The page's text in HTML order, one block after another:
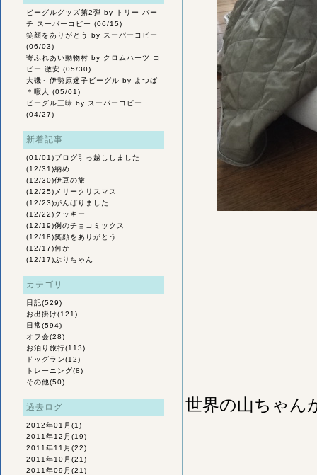
ビーグルグッズ第2弾 by トリー バー
チ スーパーコピー (06/15)
笑顔をありがとう
by スーパーコピー
(06/03)
寄ふれあい動物村 by クロムハーツ コ
ピー 激安 (05/30)
大磯～伊勢原迷子ビーグル by よつば
＊暇人 (05/01)
ビーグル三昧 by スーパーコピー
(04/27)
新着記事
(01/01)ブログ引っ越ししました
(12/31)納め
(12/30)伊豆の旅
(12/25) メリークリスマス
(12/23)がんばりました
(12/22)クッキー
(12/19)例のチョコミックス
(12/18)笑顔をありがとう
(12/17)何か
(12/17) ぶりちゃん
カテゴリ
日記(529)
お出掛け(121)
日常(594)
オフ会(28)
お泊り旅行(113)
ドッグラン(12)
トレーニング(8)
その他(50)
過去ログ
2012年01月 (1)
2011年12月 (19)
2011年11月 (22)
2011年10月 (21)
2011年09月 (21)
世界の山ちゃん